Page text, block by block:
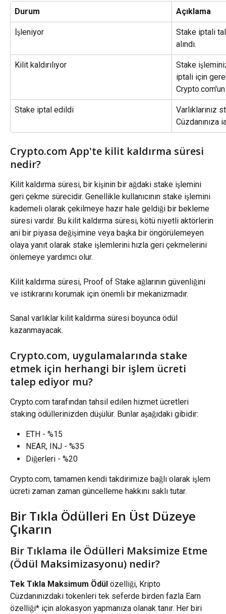
Durum Açıklama
İşleniyor
Stake iptali
alındı.
Kilit kaldırılıyor
Stake
iptali için
Crypto.com'un
Stake iptal edildi
Varlıklarınız
Cüzdanınıza
Crypto.com App'te kilit kaldırma süresi
nedir?
Kilit kaldırma süresi, bir kişinin bir ağdaki stake işlemini
geri çekme sürecidir. Genellikle kullanıcının stake işlemini
kademeli olarak çekilmeye hazır hale geldiği bir bekleme
süresi vardır. Bu kilit kaldırma süresi, kötü niyetli aktörlerin
ani bir piyasa değişimine veya başka bir öngörülemeyen
olaya yanıt olarak stake işlemlerini hızla geri çekmelerini
önlemeye yardımcı olur.
Kilit kaldırma süresi, Proof of Stake ağlarının güvenliğini
ve istikrarını korumak için önemli bir mekanizmadır.
Sanal varlıklar kilit kaldırma süresi boyunca ödül
kazanmayacak.
Crypto.com, uygulamalarında stake
etmek için herhangi bir işlem ücreti
talep ediyor mu?
Crypto.com tarafından tahsil edilen hizmet ücretleri
staking ödüllerinizden düşülür. Bunlar aşağıdaki gibidir:
ETH - %15
NEAR, INJ - %35
Diğerleri - %20
Crypto.com, tamamen kendi takdirimize bağlı olarak işlem
ücreti zaman zaman güncelleme hakkını saklı tutar.
Bir Tıkla Ödülleri En Üst Düzeye
Çıkarın
Bir Tıklama ile Ödülleri Maksimize Etme
(Ödül Maksimizasyonu) nedir?
Tek Tıkla Maksimum Ödül özelliği, Kripto
Cüzdanınızdaki tokenleri tek seferde birden fazla Earn
özelliği* için alokasyon yapmanıza olanak tanır. Her biri